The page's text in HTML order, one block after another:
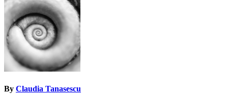
navigation
By Claudia Tanasescu